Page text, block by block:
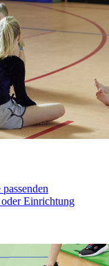
Einrichtung